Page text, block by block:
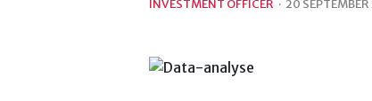
INVESTMENT OFFICER · 20